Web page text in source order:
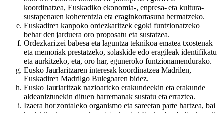
koordinatzea, Euskadiko ekonomia-, enpresa- eta kultura-
sustapenaren koherentzia eta eraginkortasuna bermatzeko.
Euskadiren kanpoko ordezkaritzek egoki funtzionatzeko
behar den jarduera oro proposatu eta sustatzea.
Ordezkaritzei babesa eta laguntza teknikoa ematea txostenak
eta memoriak prestatzeko, solaskide edo eragileak identifikatu
eta aurkitzeko, eta, oro har, eguneroko funtzionamendurako.
Eusko Jaurlaritzaren interesak koordinatzea Madrilen,
Euskadiren Madrilgo Bulegoaren bidez.
Eusko Jaurlaritzak nazioarteko erakundeekin eta erakunde
aldeaniztunekin dituen harremanak sustatu eta erraztea.
Izaera horizontaleko organismo eta sareetan parte hartzea, bai